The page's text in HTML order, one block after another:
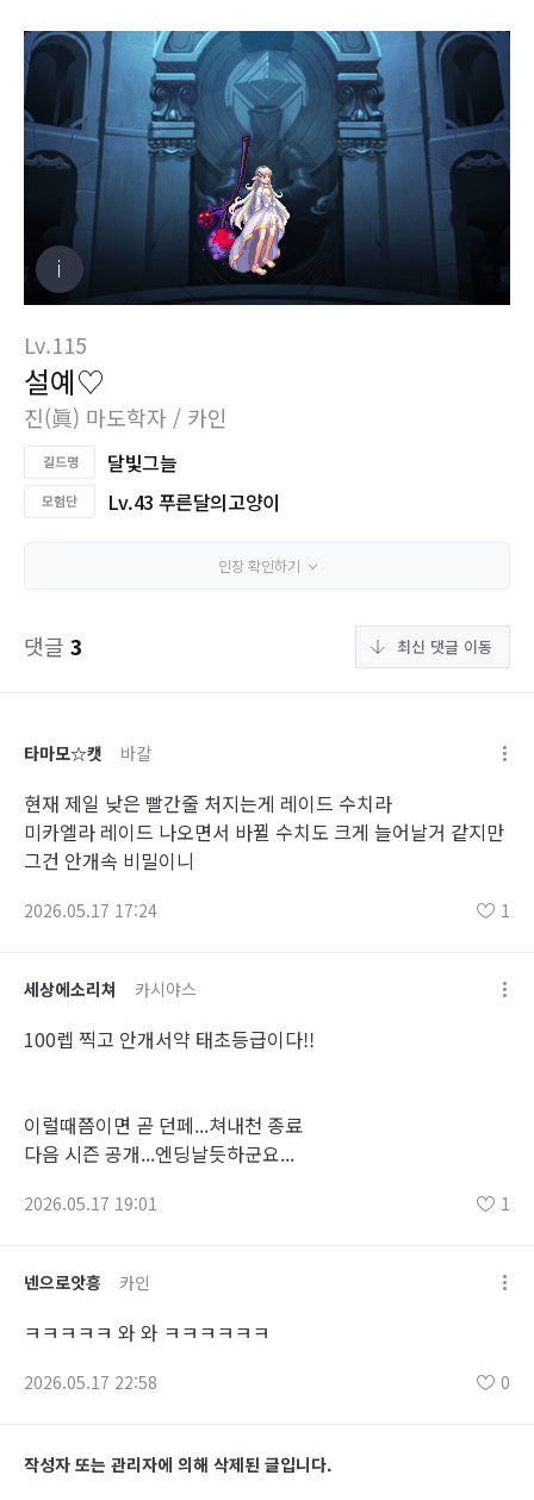
Lv.115
설예♡
진(眞) 마도학자 / 카인
달빛그늘
Lv.43 푸른달의고양이
인장 확인하기
댓글 3 최신 댓글 이동
타마모☆캣 바칼
현재 제일 낮은 빨간줄 처지는게 레이드 수치라
미카엘라 레이드 나오면서 바뀔 수치도 크게 늘어날거 같지만
그건 안개속 비밀이니
2026.05.17 17:24 1
세상에소리쳐 카시야스
100렙 찍고 안개서약 태초등급이다!!
이럴때쯤이면 곧 던페...쳐내천 종료
다음 시즌 공개...엔딩날듯하군요...
2026.05.17 19:01 1
넨으로앗흥 카인
ㅋㅋㅋㅋㅋ 와 와 ㅋㅋㅋㅋㅋㅋ
2026.05.17 22:58 0
작성자 또는 관리자에 의해 삭제된 글입니다.